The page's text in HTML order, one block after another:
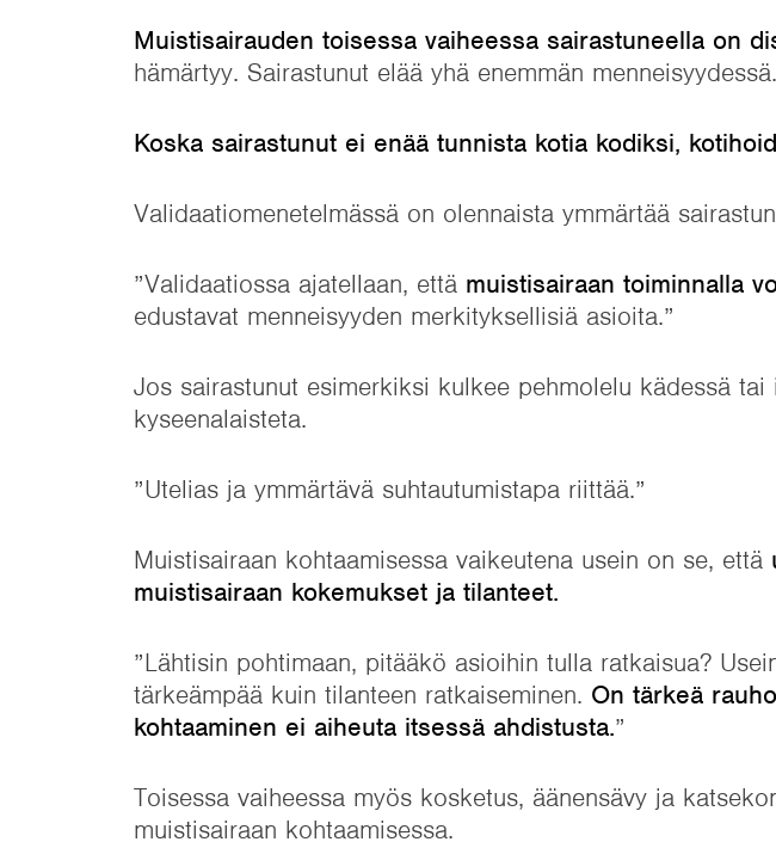
Muistisairauden toisessa vaiheessa sairastuneella on
hämärtyy. Sairastunut elää yhä enemmän menneisyydessä.
Koska sairastunut ei enää tunnista kotia kodiksi,
Validaatiomenetelmässä on olennaista ymmärtää
”Validaatiossa ajatellaan, että muistisairaan toiminnalla
edustavat menneisyyden merkityksellisiä asioita.”
Jos sairastunut esimerkiksi kulkee pehmolelu kädessä tai
kyseenalaisteta.
”Utelias ja ymmärtävä suhtautumistapa riittää.”
Muistisairaan kohtaamisessa vaikeutena usein on se, että
muistisairaan kokemukset ja tilanteet.
”Lähtisin pohtimaan, pitääkö asioihin tulla ratkaisua?
tärkeämpää kuin tilanteen ratkaiseminen. On tärkeä
kohtaaminen ei aiheuta itsessä ahdistusta.”
Toisessa vaiheessa myös kosketus, äänensävy ja
muistisairaan kohtaamisessa.